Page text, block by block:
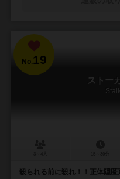
No.19
ストー
殺られる前に殺れ！！正体隠匿